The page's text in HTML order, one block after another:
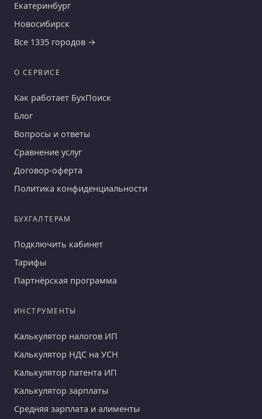
Екатеринбург
Новосибирск
Все 1335 городов →
О СЕРВИСЕ
Как работает БухПоиск
Блог
Вопросы и ответы
Сравнение услуг
Договор-оферта
Политика конфиденциальности
БУХГАЛТЕРАМ
Подключить кабинет
Тарифы
Партнёрская программа
ИНСТРУМЕНТЫ
Калькулятор налогов ИП
Калькулятор НДС на УСН
Калькулятор патента ИП
Калькулятор зарплаты
Средняя зарплата и алименты